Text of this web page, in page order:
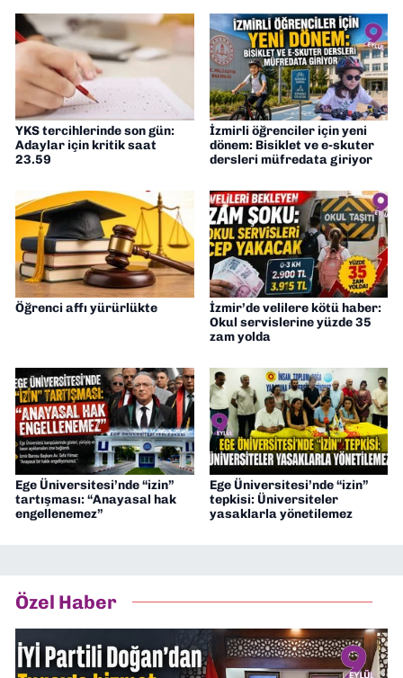
YKS tercihlerinde son gün:
Adaylar için kritik saat
23.59
İzmirli öğrenciler için yeni
dönem: Bisiklet ve e-skuter
dersleri müfredata giriyor
Öğrenci affı yürürlükte
İzmir’de velilere kötü haber:
Okul servislerine yüzde 35
zam yolda
Ege Üniversitesi’nde “izin”
tartışması: “Anayasal hak
engellenemez”
Ege Üniversitesi’nde “izin”
tepkisi: Üniversiteler
yasaklarla yönetilemez
Özel Haber